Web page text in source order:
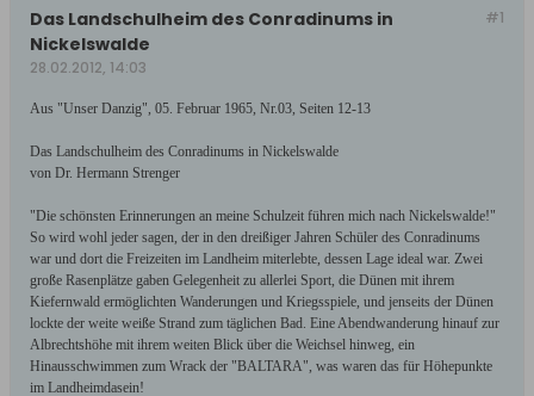
#1
Das Landschulheim des Conradinums in
Nickelswalde
28.02.2012, 14:03
Aus "Unser Danzig", 05. Februar 1965, Nr.03, Seiten 12-13
Das Landschulheim des Conradinums in Nickelswalde
von Dr. Hermann Strenger
"Die schönsten Erinnerungen an meine Schulzeit führen mich nach Nickelswalde!"
So wird wohl jeder sagen, der in den dreißiger Jahren Schüler des Conradinums
war und dort die Freizeiten im Landheim miterlebte, dessen Lage ideal war. Zwei
große Rasenplätze gaben Gelegenheit zu allerlei Sport, die Dünen mit ihrem
Kiefernwald ermöglichten Wanderungen und Kriegsspiele, und jenseits der Dünen
lockte der weite weiße Strand zum täglichen Bad. Eine Abendwanderung hinauf zur
Albrechtshöhe mit ihrem weiten Blick über die Weichsel hinweg, ein
Hinausschwimmen zum Wrack der "BALTARA", was waren das für Höhepunkte
im Landheimdasein!